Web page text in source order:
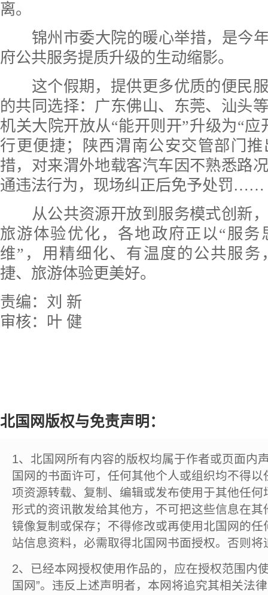
离。
锦州市委大院的暖心举措，是今年
府公共服务提质升级的生动缩影。
这个假期，提供更多优质的便民服
的共同选择：广东佛山、东莞、汕头
机关大院开放从“能开则开”升级为“应
行更便捷；陕西渭南公安交管部门
措，对来渭外地载客汽车因不熟悉路
通违法行为，现场纠正后免予处罚……
从公共资源开放到服务模式创新，
旅游体验优化，各地政府正以“服务
维”，用精细化、有温度的公共服务
捷、旅游体验更美好。
责编：刘 新
审核：叶 健
北国网版权与免责声明：
1、北国网所有内容的版权均属于作者或页面内
国网的书面许可，任何其他个人或组织均不得
项资源转载、复制、编辑或发布使用于其他任
形式的资讯散发给其他方，不可把这些信息在
镜像复制或保存；不得修改或再使用北国网的
站信息资料，必需取得北国网书面授权。否则将
2、已经本网授权使用作品的，应在授权范围内
国网”。违反上述声明者，本网将追究其相关法